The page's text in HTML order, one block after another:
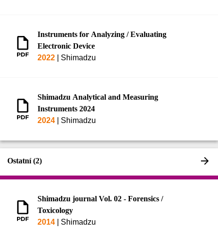
Instruments for Analyzing / Evaluating
Electronic Device
2022
Shimadzu
Shimadzu Analytical and Measuring
Instruments 2024
2024
Shimadzu
Ostatní (2)
Shimadzu journal Vol. 02 - Forensics /
Toxicology
2014
Shimadzu